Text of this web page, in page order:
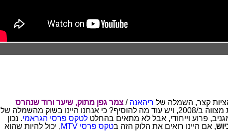
קצר, השמלה של ריהאנה / צמר גפן מתוק, שיער ורוד שנהרס
, ברבי, בת מצווה ב/2008, ויש עוד מה להוסיף? כי אנחנו היינו בשוק מהשמלה של
פרוע וייחודי, אבל לא מתאים בהחלט לטקס פרסי הגראמי. נכון
, אם היינו רואים את הלוק הזה בטקס פרסי MTV
, יכול להיות שהוא